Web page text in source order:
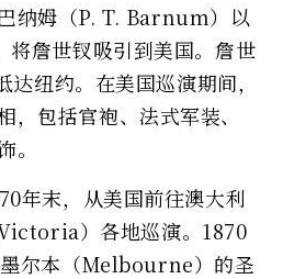
纳姆（P. T. Barnum）以
将詹世钗吸引到美国。詹世
纽约。在美国巡演期间，
，包括官袍、法式军装、
。
年末，从美国前往澳大利
）各地巡演。1870
尔本（Melbourne）的圣